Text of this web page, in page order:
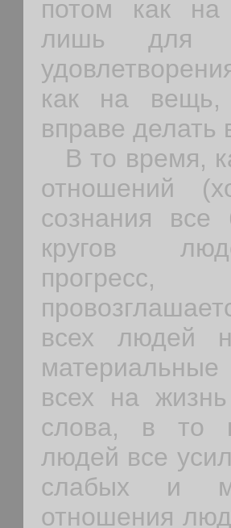
потом как на
лишь для
как на вещь,
вправе делать
В то время,
отношений
сознания
кругов
всех людей
всех на
слова, в то
людей все
слабых и
отношения